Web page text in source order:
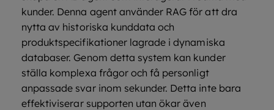
kunder. Denna agent använder RAG för att dra
nytta av historiska kunddata och
produktspecifikationer lagrade i dynamiska
databaser. Genom detta system kan kunder
ställa komplexa frågor och få personligt
anpassade svar inom sekunder. Detta inte bara
effektiviserar supporten utan ökar även